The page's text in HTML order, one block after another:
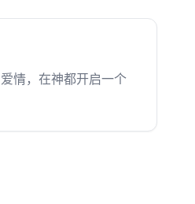
情，在神都开启一个